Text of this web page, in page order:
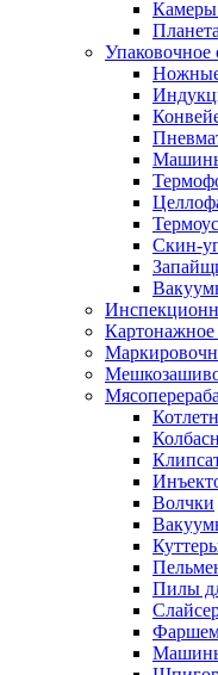
Камеры
Упаковочное
Скин-
Картонажное
Волчки
Пилы
Машины